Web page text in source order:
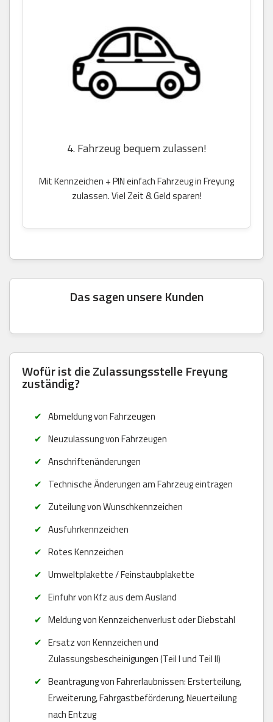
4. Fahrzeug bequem zulassen!
Mit Kennzeichen + PIN einfach Fahrzeug in Freyung
zulassen. Viel Zeit & Geld sparen!
Das sagen unsere Kunden
Wofür ist die Zulassungsstelle Freyung
zuständig?
Abmeldung von Fahrzeugen
Neuzulassung von Fahrzeugen
Anschriftenänderungen
Technische Änderungen am Fahrzeug eintragen
Zuteilung von Wunschkennzeichen
Ausfuhrkennzeichen
Rotes Kennzeichen
Umweltplakette / Feinstaubplakette
Einfuhr von Kfz aus dem Ausland
Meldung von Kennzeichenverlust oder Diebstahl
Ersatz von Kennzeichen und
Zulassungsbescheinigungen (Teil I und Teil II)
Beantragung von Fahrerlaubnissen: Ersterteilung,
Erweiterung, Fahrgastbeförderung, Neuerteilung
nach Entzug